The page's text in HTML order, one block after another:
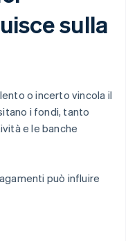
sulla
o incerto vincola il
i fondi, tanto
e le banche
può influire